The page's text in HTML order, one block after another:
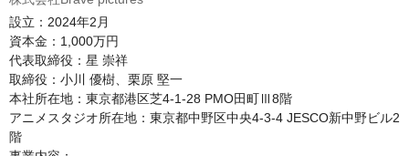
設立：2024年2月
資本金：1,000万円
代表取締役：星 崇祥
取締役：小川 優樹、栗原 堅一
本社所在地：東京都港区芝4-1-28 PMO田町Ⅲ8階
アニメスタジオ所在地：東京都中野区中央4-3-4 JESCO新中野ビル2
階